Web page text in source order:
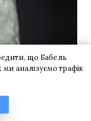
що Бабель
аналізуємо трафік